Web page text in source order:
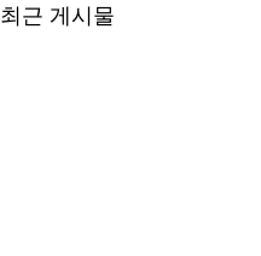
최근 게시물